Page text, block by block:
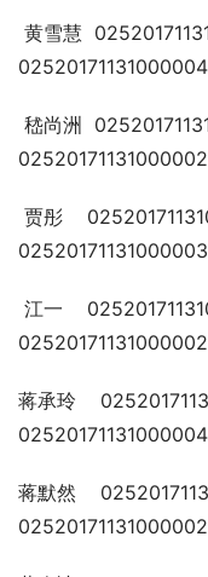
黄雪慧
嵇尚洲
贾彤
江一
蒋承玲
蒋默然